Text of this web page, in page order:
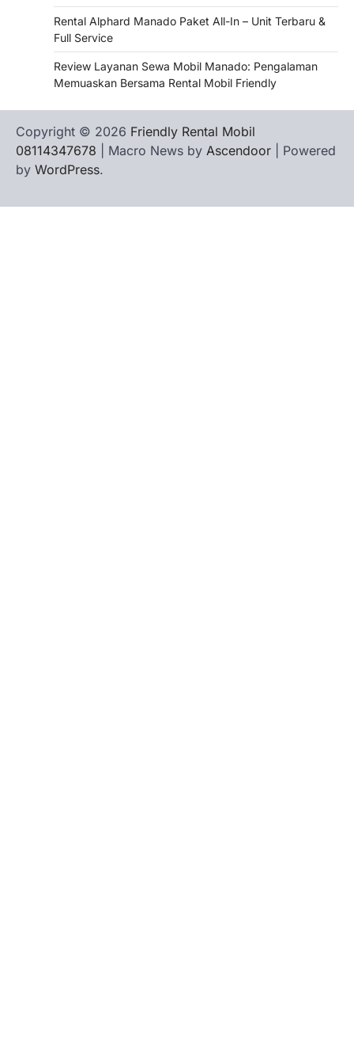
Rental Alphard Manado Paket All-In – Unit Terbaru &
Full Service
Review Layanan Sewa Mobil Manado: Pengalaman
Memuaskan Bersama Rental Mobil Friendly
Copyright © 2026 Friendly Rental Mobil
08114347678 | Macro News by Ascendoor | Powered
by WordPress.
KamiPolicy
of Kami